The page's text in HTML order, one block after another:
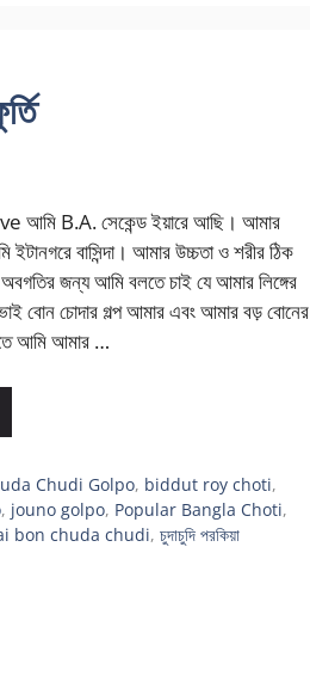
B.A. সেকেন্ড ইয়ারে আছি। আমার
বাসিন্দা। আমার উচ্চতা ও শরীর ঠিক
জন্য আমি বলতে চাই যে আমার লিঙ্গের
বোন চোদার গল্প আমার এবং আমার বড় বোনের
আমি আমার …
Chudi Golpo, biddut roy choti,
, jouno golpo, Popular Bangla Choti,
bon chuda chudi, চুদাচুদি পরকিয়া